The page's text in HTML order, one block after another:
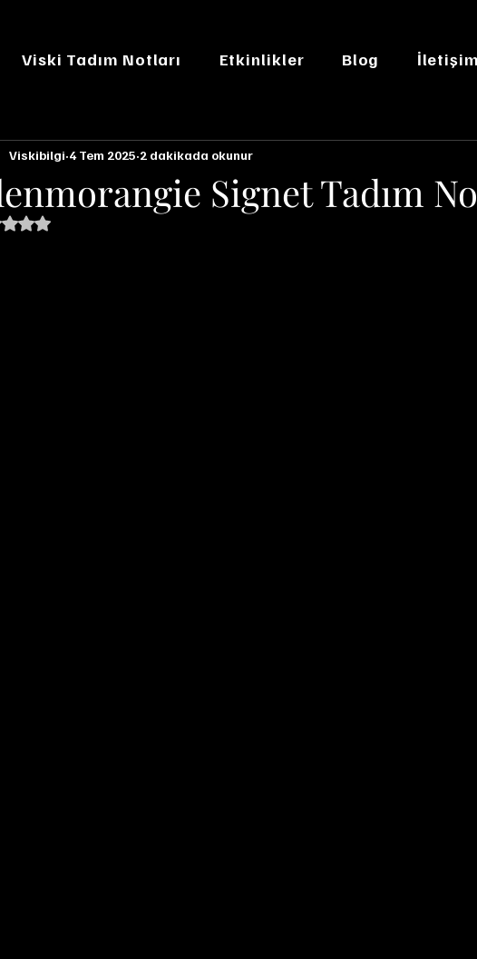
Viski Tadım Notları Etkinlikler Blog
Signet Tadım
Viskibilgi 4 Tem 2025 2 dakikada okunur
5 üzerinden NaN yıldız